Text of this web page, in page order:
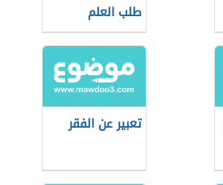
طلب العلم
تعبير عن الفقر